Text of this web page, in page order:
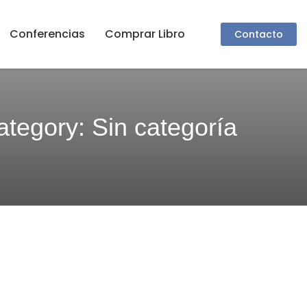
Conferencias Comprar Libro Contacto
Sin categoría